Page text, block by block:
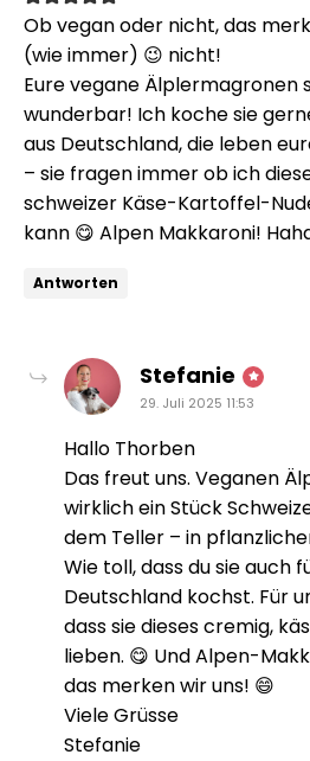
Ob vegan oder nicht, das
(wie immer) 😉 nicht!
Eure vegane Älplermagronen
wunderbar! Ich koche sie
aus Deutschland, die leben
– sie fragen immer ob ich
schweizer Käse-Kartoffel-
kann 😋 Alpen Makkaroni!
Antworten
Stefanie sagt:
29. Juli 2025 11:53
Hallo Thorben
Das freut uns. Veganen
wirklich ein Stück
dem Teller – in
Wie toll, dass du sie auch
Deutschland kochst. Für
dass sie dieses cremig,
lieben. 😋 Und Alpen-
das merken wir uns! 😄
Viele Grüsse
Stefanie